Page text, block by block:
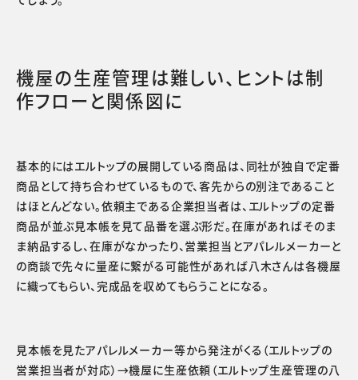
機屋の生産管理は難しい、ヒントは制
作フローと関係図に
基本的にはエルトップの展開している商品は、同社が独自で定番
商品として持ち合わせているもので、客先からの別注であること
はほとんどない。依頼主である企業担当者は、エルトップの定番
商品が並ぶ見本帳を見て品番を選ぶ形だ。在庫があればそのま
ま納品するし、在庫がなかったり、営業担当とアパレルメーカーと
の商談で先々に量産に繋がる可能性があれば八木さんは各機屋
に織ってもらい、完成品を収めてもらうことになる。
見本帳を見たアパレルメーカー等から発注がくる（エルトップの
営業担当者が対応）→機屋に生産依頼（エルトップ生産管理の八